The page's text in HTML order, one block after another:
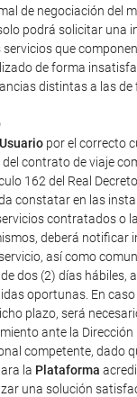
de negociación del
podrá solicitar una
que
de forma
distintas a las de
Usuario por el correcto
contrato de viaje
162 del Real
constatar en las
contratados o
deberá notificar
así como
dos (2) días hábiles,
oportunas. En
plazo, será
ante la Dirección
competente, dado
la Plataforma
una solución